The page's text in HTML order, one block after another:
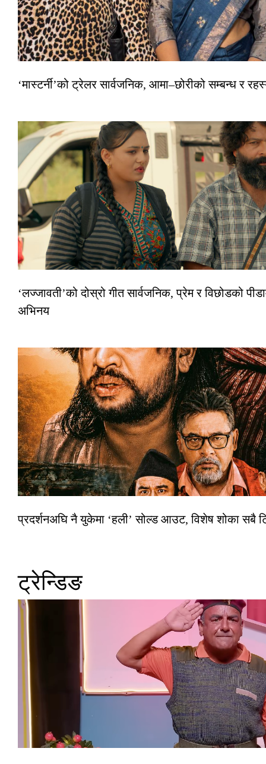
‘मास्टर्नी’को ट्रेलर सार्वजनिक, आमा–छोरीको सम्बन्ध र
‘लज्जावती’को दोस्रो गीत सार्वजनिक, प्रेम र विछोडको
अभिनय
प्रदर्शनअघि नै युकेमा ‘हली’ सोल्ड आउट, विशेष शोका सबै
ट्रेन्डिङ